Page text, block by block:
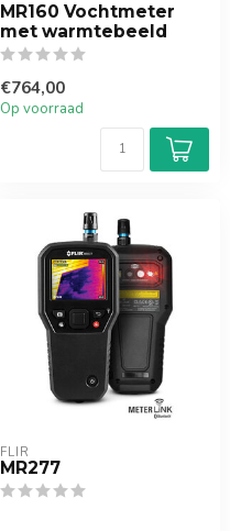
MR160 Vochtmeter
met warmtebeeld
€764,00
Op voorraad
FLIR
MR277